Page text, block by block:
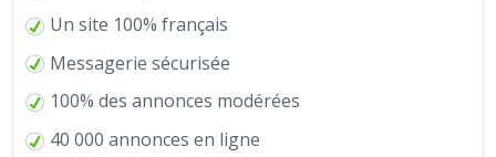
Un site 100% français
Messagerie sécurisée
100% des annonces modérées
40 000 annonces en ligne